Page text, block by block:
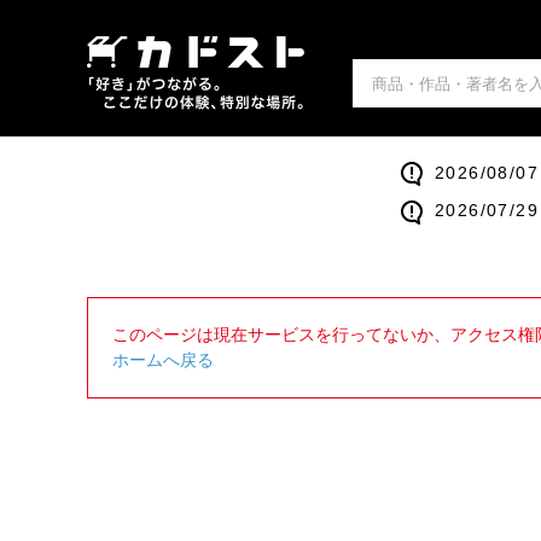
2026/08/07
2026/07/29
このページは現在サービスを行ってないか、アクセス
ホームへ戻る